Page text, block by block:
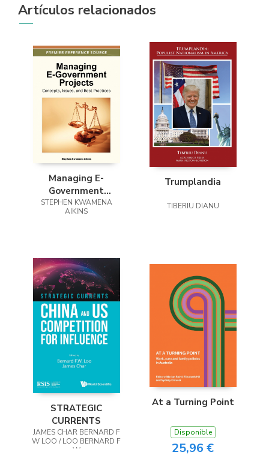
Artículos relacionados
Managing E-
Government
Projects
STEPHEN KWAMENA
AIKINS
Trumplandia
TIBERIU DIANU
STRATEGIC
CURRENTS
JAMES CHAR BERNARD F
W LOO / LOO BERNARD F
W
At a Turning Point
Disponible
25,96 €